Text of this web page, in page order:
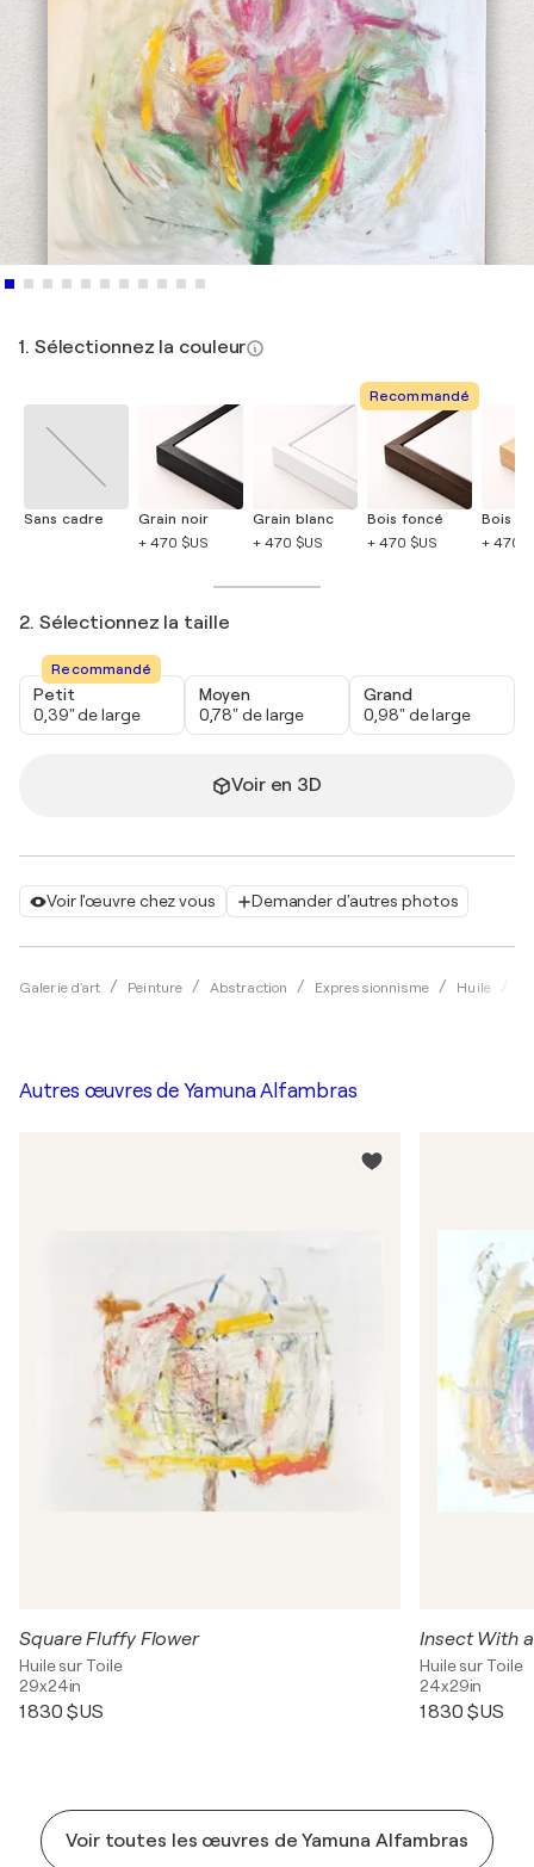
Voir l'œuvre chez vous Demander d'autres photos
Galerie d'art Peinture Abstraction Expressionnisme Huile
1. Sélectionnez la couleur
Sans cadre
Grain noir
+ 470 $US
Grain blanc
+ 470 $US
Recommandé
Bois foncé
+ 470 $US
Bois
+ 470
2. Sélectionnez la taille
Recommandé
Petit
0,39" de large
Moyen
0,78" de large
Grand
0,98" de large
Voir en 3D
Autres œuvres de Yamuna Alfambras
Square Fluffy Flower
Huile sur Toile
29x24in
1 830 $US
Insect With
Huile sur Toile
24x29in
1 830 $US
Voir toutes les œuvres de Yamuna Alfambras